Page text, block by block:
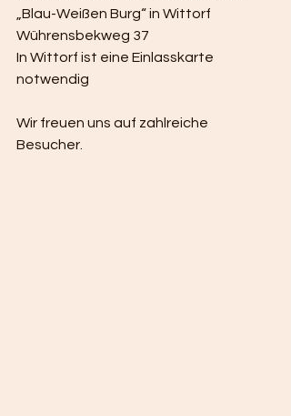
„Blau-Weißen Burg“ in Wittorf
Wührensbekweg 37
In Wittorf ist eine Einlasskarte
notwendig
Wir freuen uns auf zahlreiche
Besucher.